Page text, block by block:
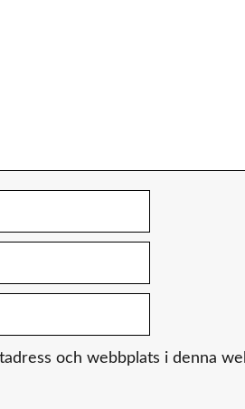
och webbplats i denna